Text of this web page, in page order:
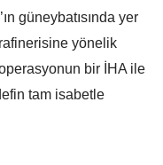
güneybatısında yer
yönelik
bir İHA ile
tam isabetle